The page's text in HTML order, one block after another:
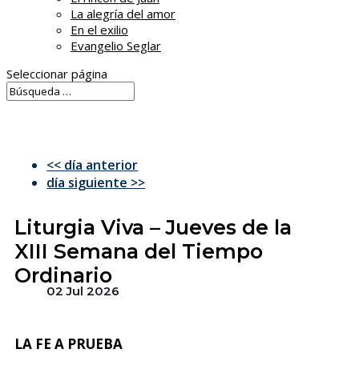
La alegría del amor
En el exilio
Evangelio Seglar
Seleccionar página
<< día anterior
día siguiente >>
Liturgia Viva – Jueves de la
XIII Semana del Tiempo
Ordinario
02 Jul 2026
LA FE A PRUEBA